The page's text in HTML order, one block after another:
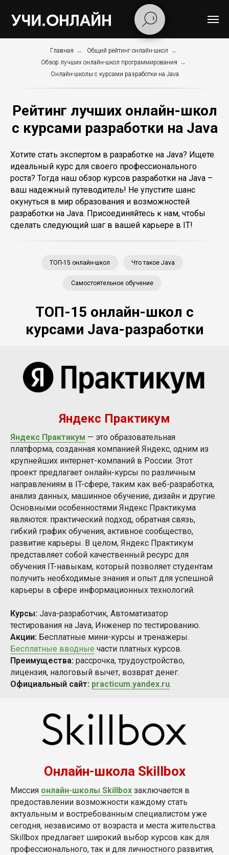
Главная → Общий рейтинг онлайн-школ →
Обзор лучших онлайн-школ программирования →
Онлайн-школы с курсами разработки на Java
Рейтинг лучших онлайн-школ
с курсами разработки на Java
Хотите стать экспертом в разработке на Java? Ищете
идеальный курс для своего профессионального
роста? Тогда наш обзор курсов разработки на Java –
ваш надежный путеводитель! Не упустите шанс
окунуться в мир образования и возможностей
разработки на Java. Присоединяйтесь к нам, чтобы
сделать следующий шаг в вашей карьере в IT!
ТОП-15 онлайн-школ Что такое Java
Самостоятельное обучение
ТОП-15 онлайн-школ с
курсами Java-разработки
Яндекс Практикум
Яндекс Практикум — это образовательная
платформа, созданная компанией Яндекс, одним из
крупнейших интернет-компаний в России. Этот
проект предлагает онлайн-курсы по различным
направлениям в IT-сфере, таким как веб-разработка,
анализ данных, машинное обучение, дизайн и другие.
Основными особенностями Яндекс Практикума
являются: практический подход, обратная связь,
гибкий график обучения, активное сообщество,
развитие карьеры. В целом, Яндекс Практикум
представляет собой качественный ресурс для
обучения IT-навыкам, который позволяет студентам
получить необходимые знания и опыт для успешной
карьеры в сфере информационных технологий.
Курсы: Java-разработчик, Автоматизатор
тестирования на Java, Инженер по тестированию.
Акции: Бесплатные мини-курсы и тренажеры.
Бесплатные вводные части платных курсов.
Преимущества: рассрочка, трудоустройство,
лицензия, налоговый вычет, возврат денег.
Официальный сайт: practicum.yandex.ru.
Онлайн-школа Skillbox
Миссия онлайн-школы Skillbox заключается в
предоставлении возможности каждому стать
актуальным и востребованным специалистом уже
сегодня, независимо от возраста и места жительства.
Skillbox предлагает широкий выбор курсов как для
профессионального, так и для личностного развития,